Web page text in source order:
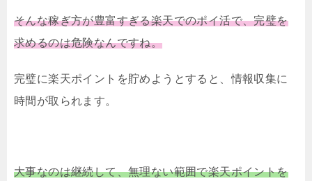
そんな稼ぎ方が豊富すぎる楽天でのポイ活で、完璧を
求めるのは危険なんですね。
完璧に楽天ポイントを貯めようとすると、情報収集に
時間が取られます。
大事なのは継続して、無理ない範囲で楽天ポイントを